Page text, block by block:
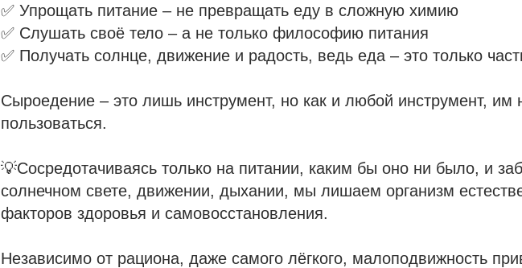
✅ Упрощать питание – не превращать еду в сложную химию
✅ Слушать своё тело – а не только философию питания
✅ Получать солнце, движение и радость, ведь еда – это только
Сыроедение – это лишь инструмент, но как и любой инструмент, им
пользоваться.
💡Сосредотачиваясь только на питании, каким бы оно ни было, и
солнечном свете, движении, дыхании, мы лишаем организм
факторов здоровья и самовосстановления.
Независимо от рациона, даже самого лёгкого, малоподвижность